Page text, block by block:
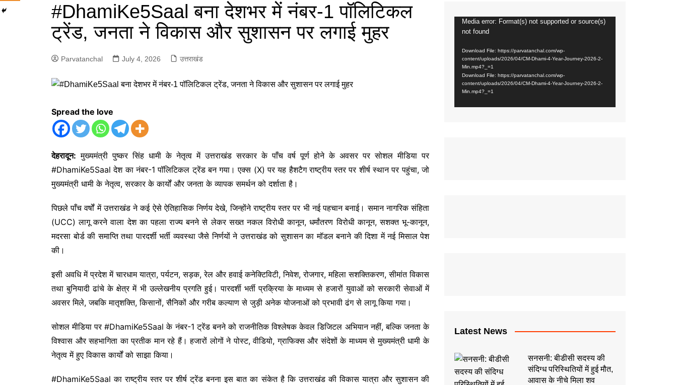
नज़रिया
पर्यावरण
#DhamiKe5Saal बना देशभर में नंबर-1 पॉलिटिकल
ट्रेंड, जनता ने विकास और सुशासन पर लगाई मुहर
Parvatanchal July 4, 2026 उत्तराखंड
Spread the love
देहरादून: मुख्यमंत्री पुष्कर सिंह धामी के नेतृत्व में उत्तराखंड सरकार के पाँच वर्ष पूर्ण होने के अवसर पर सोशल मीडिया पर
#DhamiKe5Saal देश का नंबर-1 पॉलिटिकल ट्रेंड बन गया। एक्स (X) पर यह हैशटैग राष्ट्रीय स्तर पर शीर्ष स्थान पर पहुंचा, जो
मुख्यमंत्री धामी के नेतृत्व, सरकार के कार्यों और जनता के व्यापक समर्थन को दर्शाता है।
पिछले पाँच वर्षों में उत्तराखंड ने कई ऐसे ऐतिहासिक निर्णय देखे, जिन्होंने राष्ट्रीय स्तर पर भी नई पहचान बनाई। समान नागरिक संहिता
(UCC) लागू करने वाला देश का पहला राज्य बनने से लेकर सख्त नकल विरोधी कानून, धर्मांतरण विरोधी कानून, सशक्त भू-कानून,
मदरसा बोर्ड की समाप्ति तथा पारदर्शी भर्ती व्यवस्था जैसे निर्णयों ने उत्तराखंड को सुशासन का मॉडल बनाने की दिशा में नई मिसाल पेश
की।
इसी अवधि में प्रदेश में चारधाम यात्रा, पर्यटन, सड़क, रेल और हवाई कनेक्टिविटी, निवेश, रोजगार, महिला सशक्तिकरण, सीमांत विकास
तथा बुनियादी ढांचे के क्षेत्र में भी उल्लेखनीय प्रगति हुई। पारदर्शी भर्ती प्रक्रिया के माध्यम से हजारों युवाओं को सरकारी सेवाओं में
अवसर मिले, जबकि मातृशक्ति, किसानों, सैनिकों और गरीब कल्याण से जुड़ी अनेक योजनाओं को प्रभावी ढंग से लागू किया गया।
सोशल मीडिया पर #DhamiKe5Saal के नंबर-1 ट्रेंड बनने को राजनीतिक विश्लेषक केवल डिजिटल अभियान नहीं, बल्कि जनता के
विश्वास और सहभागिता का प्रतीक मान रहे हैं। हजारों लोगों ने पोस्ट, वीडियो, ग्राफिक्स और संदेशों के माध्यम से मुख्यमंत्री धामी के
नेतृत्व में हुए विकास कार्यों को साझा किया।
#DhamiKe5Saal का राष्ट्रीय स्तर पर शीर्ष ट्रेंड बनना इस बात का संकेत है कि उत्तराखंड की विकास यात्रा और सुशासन की
Video
Player
Media error: Format(s) not supported or source(s)
not found
Download File: https://parvatanchal.com/wp-
content/uploads/2026/04/CM-Dhami-4-Year-Journey-2026-2-
Min.mp4?_=1
Download File: https://parvatanchal.com/wp-
content/uploads/2026/04/CM-Dhami-4-Year-Journey-2026-2-
Min.mp4?_=1
Latest News
सनसनी: बीडीसी सदस्य की
संदिग्ध परिस्थितियों में हुई मौत,
आवास के नीचे मिला शव